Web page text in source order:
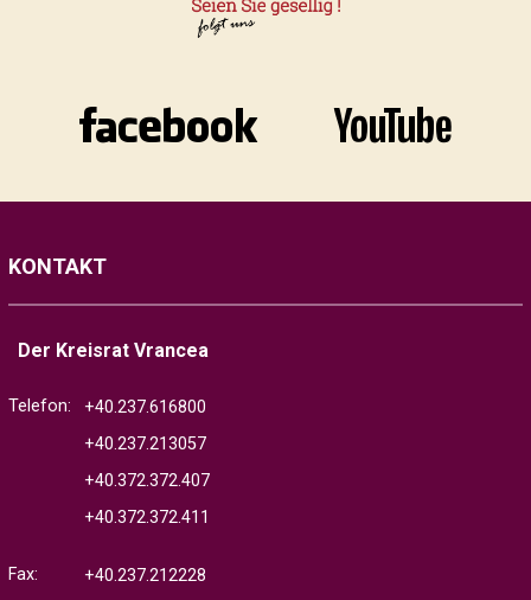
KONTAKT
Der Kreisrat Vrancea
Telefon:
+40.237.616800
+40.237.213057
+40.372.372.407
+40.372.372.411
Fax:
+40.237.212228